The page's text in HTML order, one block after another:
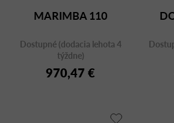
MARIMBA 110
Dostupné (dodacia lehota 4
týždne)
970,47 €